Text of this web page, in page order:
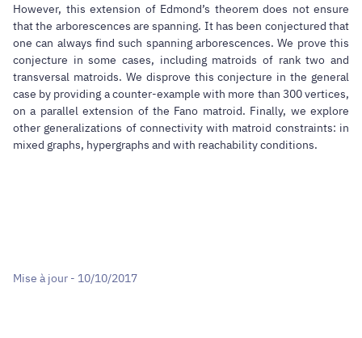
However, this extension of Edmond’s theorem does not ensure
that the arborescences are spanning. It has been conjectured that
one can always find such spanning arborescences. We prove this
conjecture in some cases, including matroids of rank two and
transversal matroids. We disprove this conjecture in the general
case by providing a counter-example with more than 300 vertices,
on a parallel extension of the Fano matroid. Finally, we explore
other generalizations of connectivity with matroid constraints: in
mixed graphs, hypergraphs and with reachability conditions.
Mise à jour - 10/10/2017